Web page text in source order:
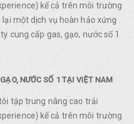
kể cả trên môi trường
một dịch vụ hoàn hảo xứng
cung cấp gas, gạo, nước số 1
NƯỚC SỐ 1 TẠI VIỆT NAM
tập trung nâng cao trải
kể cả trên môi trường